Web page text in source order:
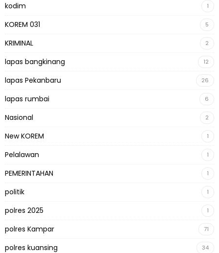
kodim 1
KOREM 031 5
KRIMINAL 2
lapas bangkinang 12
lapas Pekanbaru 26
lapas rumbai 6
Nasional 2
New KOREM 1
Pelalawan 1
PEMERINTAHAN 1
politik 1
polres 2025 1
polres Kampar 71
polres kuansing 34